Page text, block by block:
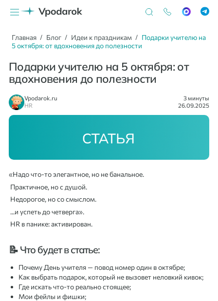
Главная Блог Идеи к праздникам
Подарки учителю на
5 октября: от вдохновения до полезности
Подарки учителю на 5 октября: от
вдохновения до полезности
Vpodarok.ru
HR
3 минуты
26.09.2025
«Надо что-то элегантное, но не банальное.
Практичное, но с душой.
Недорогое, но со смыслом.
...и успеть до четверга».
HR в панике: активирован.
📝 Что будет в статье:
Почему День учителя — повод номер один в октябре;
Как выбрать подарок, который не вызовет неловкий кивок;
Где искать что-то реально стоящее;
Мои фейлы и фишки;